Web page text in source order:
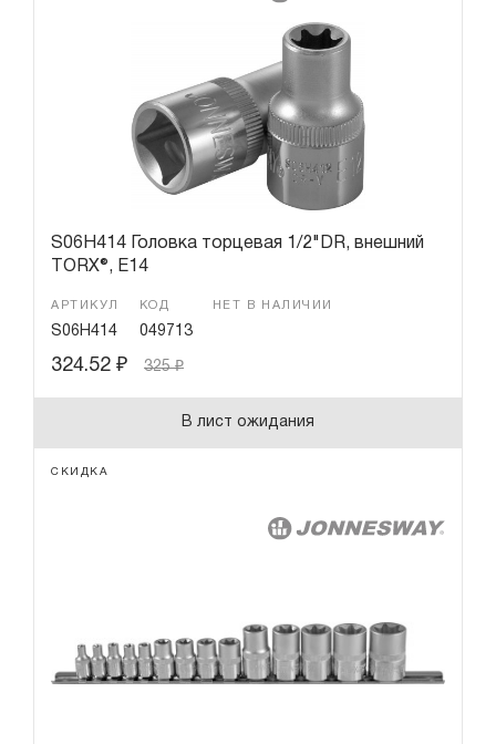
S06H414 Головка торцевая 1/2"DR, внешний
TORX®, Е14
АРТИКУЛ
S06H414
КОД
049713
НЕТ В НАЛИЧИИ
324.52 ₽ 325₽
В лист ожидания
СКИДКА